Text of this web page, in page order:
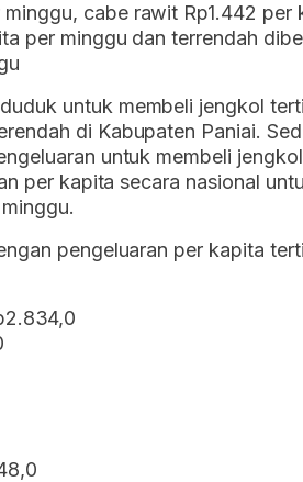
cabe rawit Rp1.442 per
per minggu dan terrendah
untuk membeli jengkol
di Kabupaten Paniai.
untuk membeli
per kapita secara nasional
pengeluaran per kapita